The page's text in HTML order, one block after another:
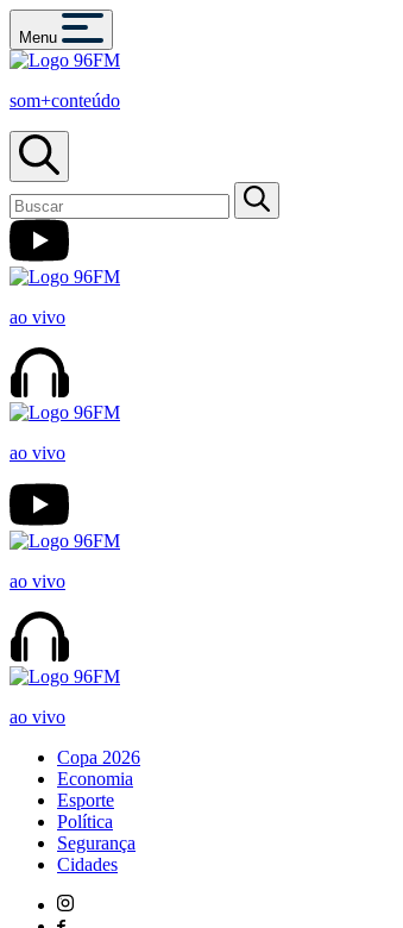
Menu
som+conteúdo
ao vivo
ao vivo
ao vivo
ao vivo
Copa 2026
Economia
Esporte
Política
Segurança
Cidades